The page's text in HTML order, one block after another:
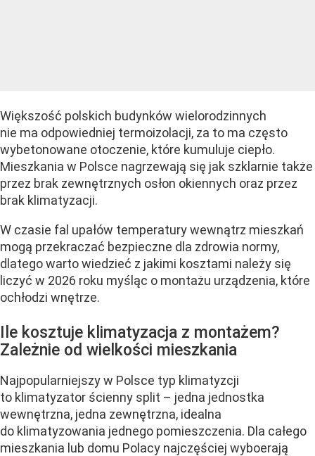
Większość polskich budynków wielorodzinnych
nie ma odpowiedniej termoizolacji, za to ma często
wybetonowane otoczenie, które kumuluje ciepło.
Mieszkania w Polsce nagrzewają się jak szklarnie także
przez brak zewnętrznych osłon okiennych oraz przez
brak klimatyzacji.
W czasie fal upałów temperatury wewnątrz mieszkań
mogą przekraczać bezpieczne dla zdrowia normy,
dlatego warto wiedzieć z jakimi kosztami należy się
liczyć w 2026 roku myśląc o montażu urządzenia, które
ochłodzi wnętrze.
Ile kosztuje klimatyzacja z montażem?
Zależnie od wielkości mieszkania
Najpopularniejszy w Polsce typ klimatyzcji
to klimatyzator ścienny split – jedna jednostka
wewnętrzna, jedna zewnętrzna, idealna
do klimatyzowania jednego pomieszczenia. Dla całego
mieszkania lub domu Polacy najczęściej wyboerają